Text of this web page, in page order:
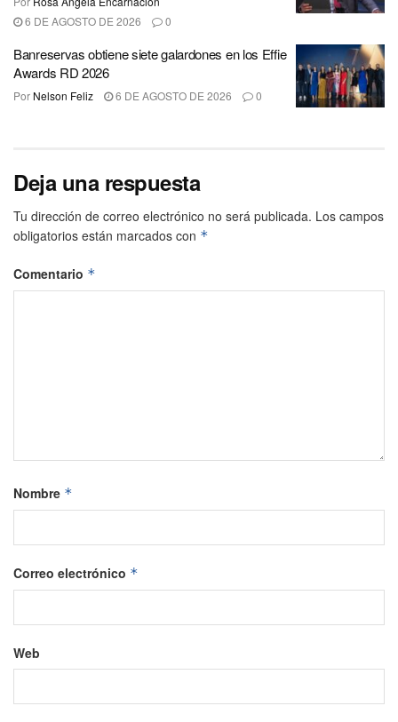
6 DE AGOSTO DE 2026
0
Banreservas obtiene siete galardones en los Effie
Awards RD 2026
Por Nelson Feliz 6 DE AGOSTO DE 2026 0
Deja una respuesta
Tu dirección de correo electrónico no será publicada. Los campos
obligatorios están marcados con *
Comentario *
Nombre *
Correo electrónico *
Web